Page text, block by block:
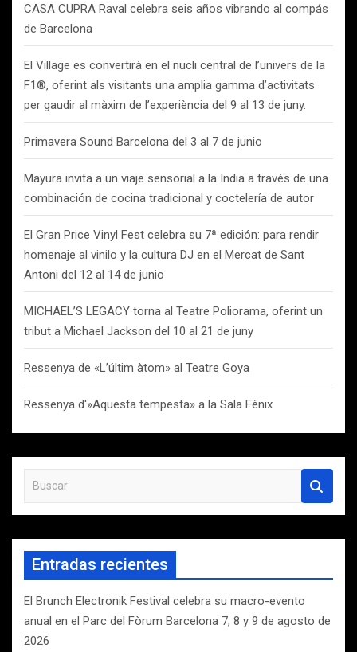
CASA CUPRA Raval celebra seis años vibrando al compás
de Barcelona
El Village es convertirà en el nucli central de l’univers de la
F1®, oferint als visitants una amplia gamma d’activitats
per gaudir al màxim de l’experiència del 9 al 13 de juny.
Primavera Sound Barcelona del 3 al 7 de junio
Mayura invita a un viaje sensorial a la India a través de una
combinación de cocina tradicional y coctelería de autor
El Gran Price Vinyl Fest celebra su 7ª edición: para rendir
homenaje al vinilo y la cultura DJ en el Mercat de Sant
Antoni del 12 al 14 de junio
MICHAEL’S LEGACY torna al Teatre Poliorama, oferint un
tribut a Michael Jackson del 10 al 21 de juny
Ressenya de «L’últim àtom» al Teatre Goya
Ressenya d'»Aquesta tempesta» a la Sala Fènix
s
c
r
Entradas recientes
El Brunch Electronik Festival celebra su macro-evento
anual en el Parc del Fòrum Barcelona 7, 8 y 9 de agosto de
2026